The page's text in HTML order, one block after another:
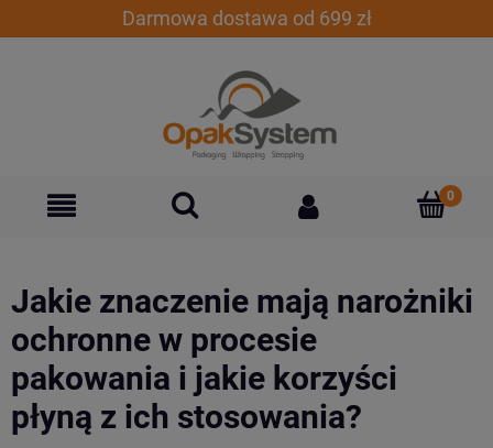
Darmowa dostawa od 699 zł
Jakie znaczenie mają narożniki
ochronne w procesie
pakowania i jakie korzyści
płyną z ich stosowania?